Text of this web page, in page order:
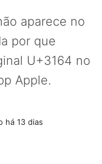
aparece no
por que
U+3164 no
Apple.
há 13 dias